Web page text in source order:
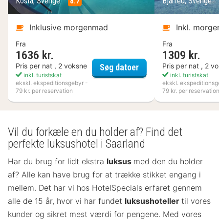
Inklusive morgenmad
Fra
1636 kr.
Pris per nat , 2 voksne
inkl. turistskat
ekskl. ekspeditionsgebyr -
79 kr. per reservation
Søg datoerKosta Boda Art Hotel
Inkl.
Fra
1309 kr.
Pris per nat , 2
inkl. turistskat
ekskl.
79 kr. per reservation
Vil du forkæle en du holder af? Find det
perfekte luksushotel i Saarland
Har du brug for lidt ekstra luksus med den du holder
af? Alle kan have brug for at trække stikket engang i
mellem. Det har vi hos HotelSpecials erfaret gennem
alle de 15 år, hvor vi har fundet luksushoteller til vores
kunder og sikret mest værdi for pengene. Med vores